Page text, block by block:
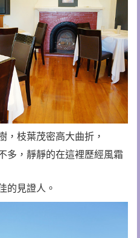
，枝葉茂密高大曲折，
多，靜靜的在這裡歷經風霜
的見證人。